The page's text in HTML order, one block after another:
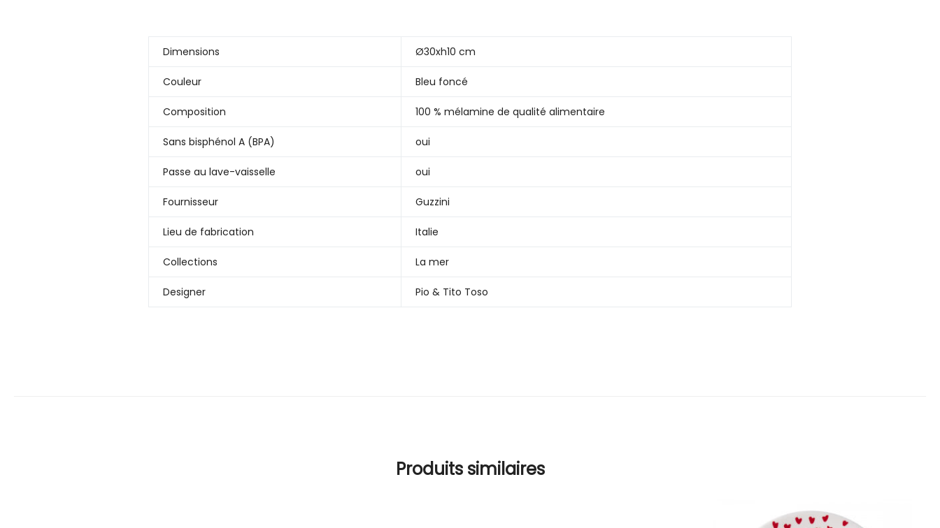
Dimensions Ø30xh10 cm
Couleur Bleu foncé
Composition 100 % mélamine de qualité alimentaire
Sans bisphénol A (BPA) oui
Passe au lave-vaisselle oui
Fournisseur Guzzini
Lieu de fabrication Italie
Collections La mer
Designer Pio & Tito Toso
Produits similaires